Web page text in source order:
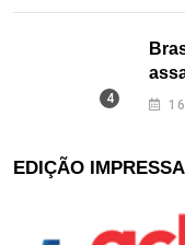
EDIÇÃO IMPRESSA